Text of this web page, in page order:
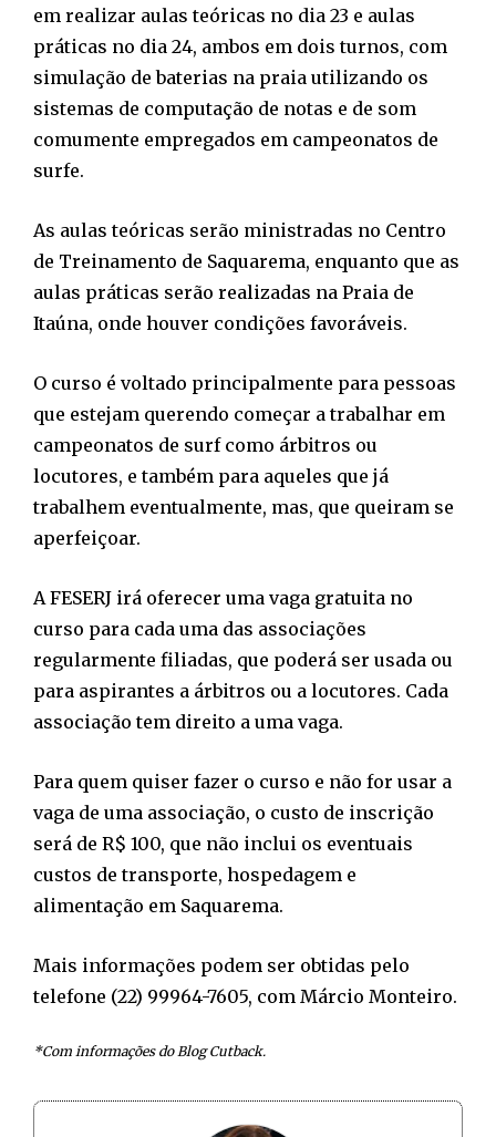
em realizar aulas teóricas no dia 23 e aulas
práticas no dia 24, ambos em dois turnos, com
simulação de baterias na praia utilizando os
sistemas de computação de notas e de som
comumente empregados em campeonatos de
surfe.
As aulas teóricas serão ministradas no Centro
de Treinamento de Saquarema, enquanto que as
aulas práticas serão realizadas na Praia de
Itaúna, onde houver condições favoráveis.
O curso é voltado principalmente para pessoas
que estejam querendo começar a trabalhar em
campeonatos de surf como árbitros ou
locutores, e também para aqueles que já
trabalhem eventualmente, mas, que queiram se
aperfeiçoar.
A FESERJ irá oferecer uma vaga gratuita no
curso para cada uma das associações
regularmente filiadas, que poderá ser usada ou
para aspirantes a árbitros ou a locutores. Cada
associação tem direito a uma vaga.
Para quem quiser fazer o curso e não for usar a
vaga de uma associação, o custo de inscrição
será de R$ 100, que não inclui os eventuais
custos de transporte, hospedagem e
alimentação em Saquarema.
Mais informações podem ser obtidas pelo
telefone (22) 99964-7605, com Márcio Monteiro.
*Com informações do Blog Cutback.